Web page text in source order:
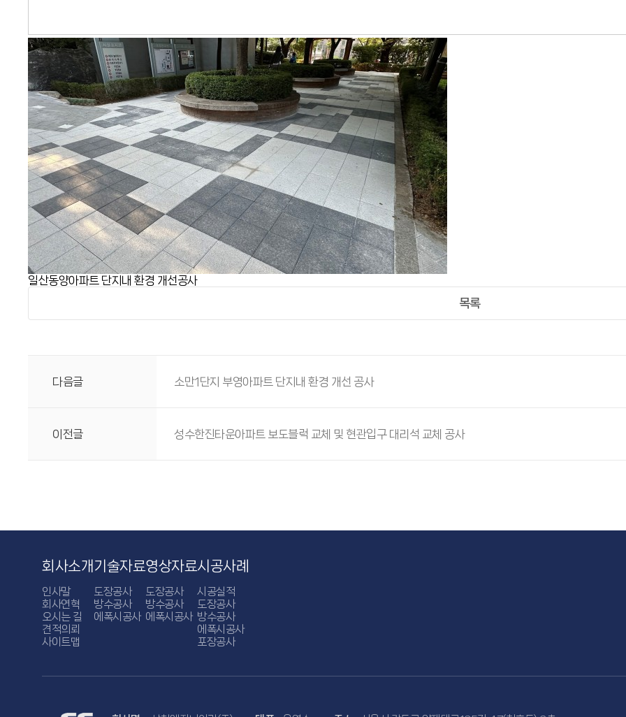
일산동양아파트 단지내 환경 개선공사
목록
다음글 소만1단지 부영아파트 단지내 환경 개선 공사
이전글 성수한진타운아파트 보도블럭 교체 및 현관입구 대리석 교체 공사
회사소개
인사말
회사연혁
오시는 길
견적의뢰
사이트맵
기술자료
도장공사
방수공사
에폭시공사
영상자료
도장공사
방수공사
에폭시공사
시공사례
시공실적
도장공사
방수공사
에폭시공사
포장공사